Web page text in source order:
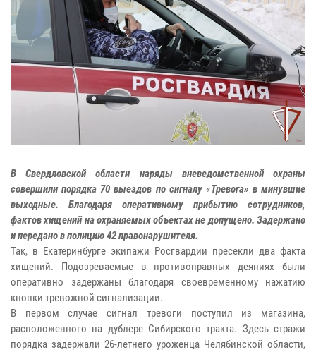
В Свердловской области наряды вневедомственной охраны
совершили порядка 70 выездов по сигналу «Тревога» в минувшие
выходные. Благодаря оперативному прибытию сотрудников,
фактов хищений на охраняемых объектах не допущено. Задержано
и передано в полицию 42 правонарушителя.
Так, в Екатеринбурге экипажи Росгвардии пресекли два факта
хищений. Подозреваемые в противоправных деяниях были
оперативно задержаны благодаря своевременному нажатию
кнопки тревожной сигнализации.
В первом случае сигнал тревоги поступил из магазина,
расположенного на дублере Сибирского тракта. Здесь стражи
порядка задержали 26-летнего уроженца Челябинской области,